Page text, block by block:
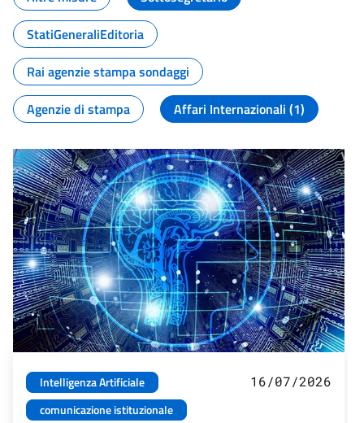
StatiGeneraliEditoria
Rai agenzie stampa sondaggi
Agenzie di stampa
Affari Internazionali (1)
Intelligenza Artificiale
comunicazione istituzionale
16/07/2026